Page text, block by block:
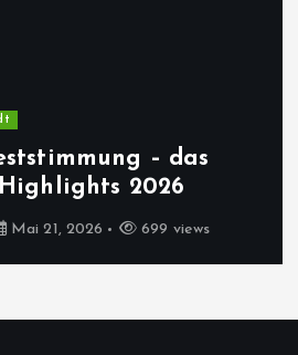
– das
2026
Mai 21, 2026 699 views